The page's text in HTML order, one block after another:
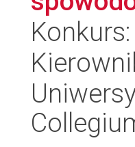
Konkurs: